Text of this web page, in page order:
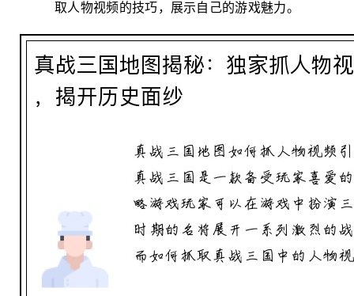
取人物视频的技巧，展示自己的游戏魅力。